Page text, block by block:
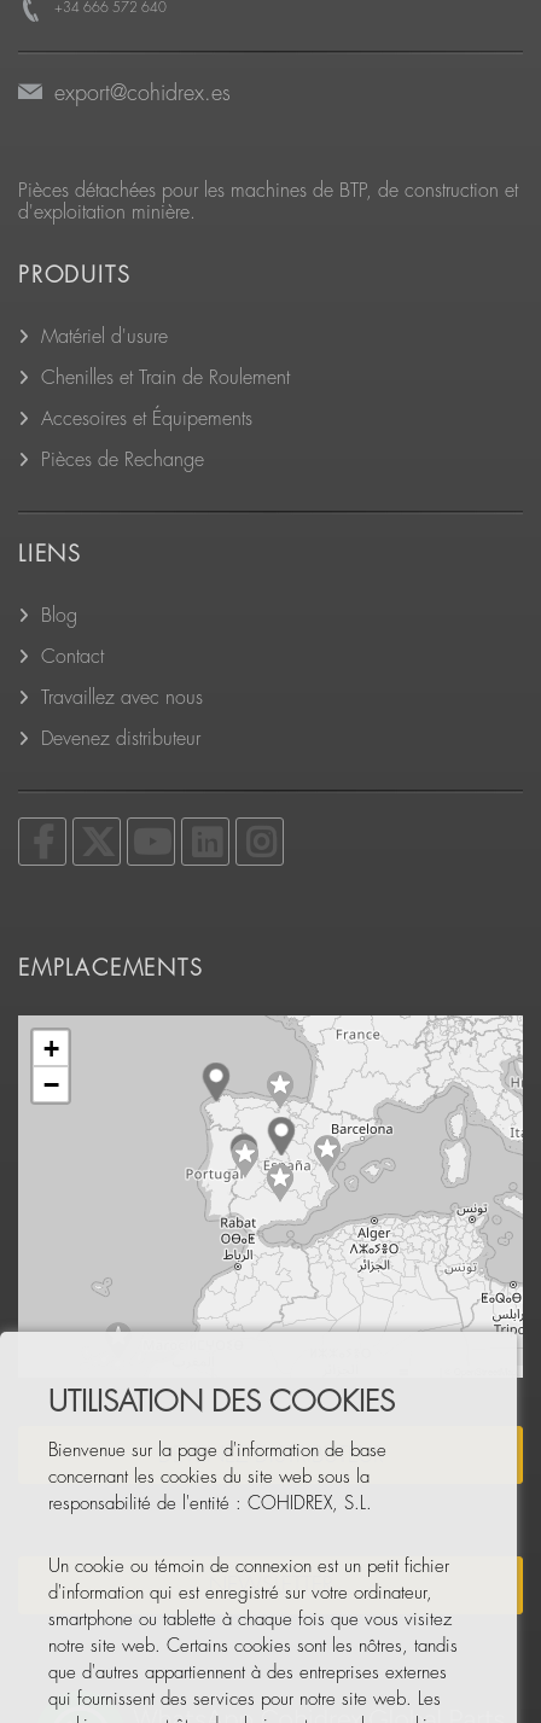
+34 666 572 640
export@cohidrex.es
Pièces détachées pour les machines de BTP, de construction et
d'exploitation minière.
PRODUITS
Matériel d'usure
Chenilles et Train de Roulement
Accesoires et Équipements
Pièces de Rechange
LIENS
Blog
Contact
Travaillez avec nous
Devenez distributeur
EMPLACEMENTS
+
−
DEVENEZ DISTRIBUTEUR
NEWSLETTER
UTILISATION DES COOKIES
Bienvenue sur la page d'information de base
concernant les cookies du site web sous la
responsabilité de l'entité : COHIDREX, S.L.
Un cookie ou témoin de connexion est un petit fichier
d'information qui est enregistré sur votre ordinateur,
smartphone ou tablette à chaque fois que vous visitez
notre site web. Certains cookies sont les nôtres, tandis
que d'autres appartiennent à des entreprises externes
qui fournissent des services pour notre site web. Les